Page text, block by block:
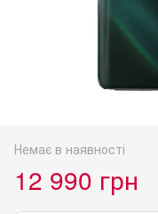
Немає в наявності
12 990 грн